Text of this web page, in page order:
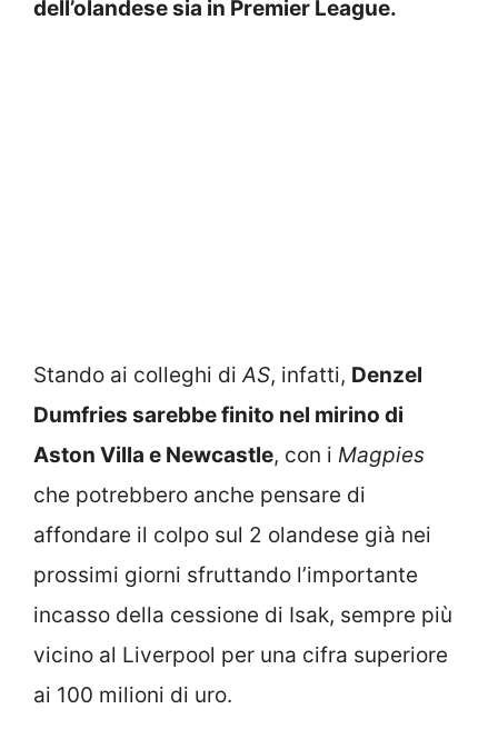
dell’olandese sia in Premier League.
Stando ai colleghi diAS, infatti, Denzel
Dumfries sarebbe finito nel mirino di
Aston Villa e Newcastle, con i Magpies
che potrebbero anche pensare di
affondare il colpo sul 2 olandese già nei
prossimi giorni sfruttando l’importante
incasso della cessione di Isak, sempre più
vicino al Liverpool per una cifra superiore
ai 100 milioni di uro.